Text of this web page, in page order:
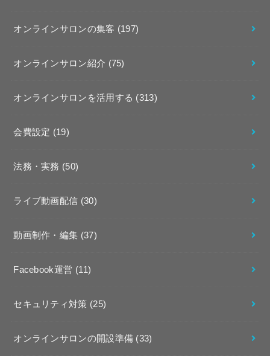
オンラインサロンの集客 (197)
オンラインサロン紹介 (75)
オンラインサロンを活用する (313)
会費設定 (19)
法務・実務 (50)
ライブ動画配信 (30)
動画制作・編集 (37)
Facebook運営 (11)
セキュリティ対策 (25)
オンラインサロンの開設準備 (33)